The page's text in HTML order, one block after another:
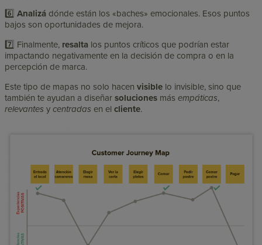
6️⃣Analizá dónde están los «baches» emocionales. Esos puntos
bajos son oportunidades de mejora.
7️⃣ Finalmente, resalta los puntos críticos que podrían estar
impactando negativamente en la decisión de compra o en la
percepción de marca.
Este tipo de mapas no solo hacenvisible lo invisible, sino que
también te ayudan a diseñarsoluciones másempáticas,
relevantesycentradas en elcliente.